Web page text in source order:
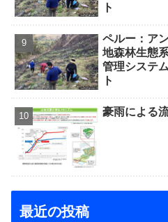
ト
ペルー：ア
地森林生態
管理システ
ト
豪雨による
最近の投稿